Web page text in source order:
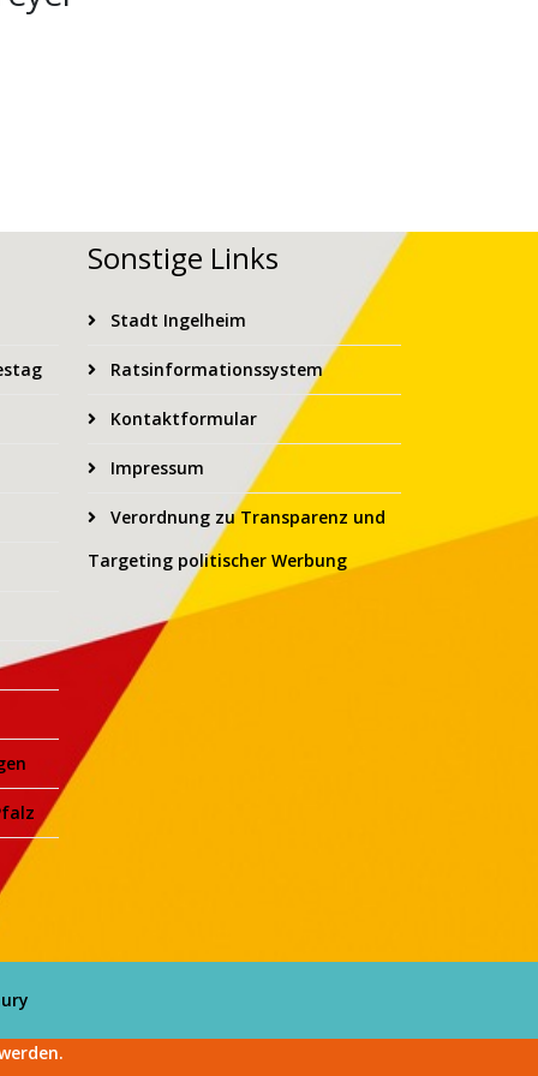
Sonstige Links
Stadt Ingelheim
Ratsinformationssystem
Kontaktformular
Impressum
Verordnung zu Transparenz und
Targeting politischer Werbung